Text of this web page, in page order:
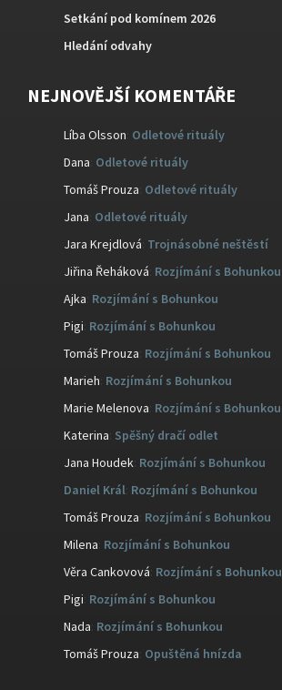
Setkání pod komínem 2026
Hledání odvahy
NEJNOVĚJŠÍ KOMENTÁŘE
Líba Olsson Odletové rituály
Dana Odletové rituály
Tomáš Prouza Odletové rituály
Jana Odletové rituály
Jara Krejdlová Trojnásobné neštěstí
Jiřina Řeháková Rozjímání s Bohunkou
Ajka Rozjímání s Bohunkou
Pigi Rozjímání s Bohunkou
Tomáš Prouza Rozjímání s Bohunkou
Marieh Rozjímání s Bohunkou
Marie Melenova Rozjímání s Bohunkou
Katerina Spěšný dračí odlet
Jana Houdek Rozjímání s Bohunkou
Daniel Král Rozjímání s Bohunkou
Tomáš Prouza Rozjímání s Bohunkou
Milena Rozjímání s Bohunkou
Věra Cankovová Rozjímání s Bohunkou
Pigi Rozjímání s Bohunkou
Nada: Rozjímání s Bohunkou
Tomáš Prouza: Opuštěná hnízda